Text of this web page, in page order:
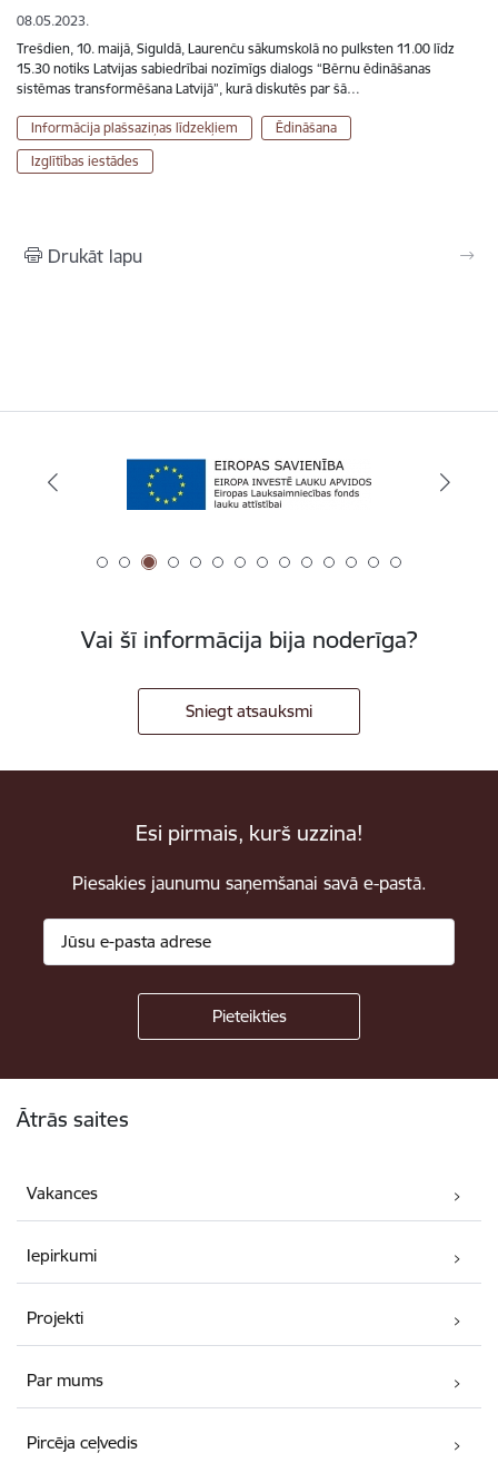
08.05.2023.
Trešdien, 10. maijā, Siguldā, Laurenču sākumskolā no pulksten 11.00 līdz
15.30 notiks Latvijas sabiedrībai nozīmīgs dialogs “Bērnu ēdināšanas
sistēmas transformēšana Latvijā”, kurā diskutēs par šā…
Informācija plašsaziņas līdzekļiem
Ēdināšana
Izglītības iestādes
Drukāt lapu
Vai šī informācija bija noderīga?
Sniegt atsauksmi
Esi pirmais, kurš uzzina!
Piesakies jaunumu saņemšanai savā e-pastā.
Ātrās saites
Vakances
Iepirkumi
Projekti
Par mums
Pircēja ceļvedis